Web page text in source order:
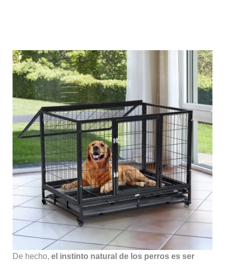
De hecho, el instinto natural de los perros es ser